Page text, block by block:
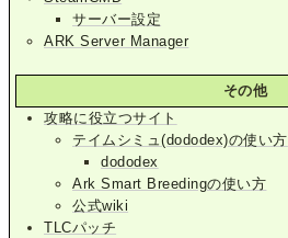
サーバー設定
ARK Server Manager
その他
攻略に役立つサイト
テイムシミュ(dododex)の使い方
dododex
Ark Smart Breedingの使い方
公式wiki
TLCパッチ